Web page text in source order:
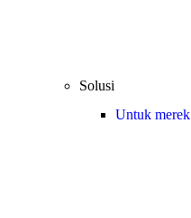
Solusi
Untuk merek